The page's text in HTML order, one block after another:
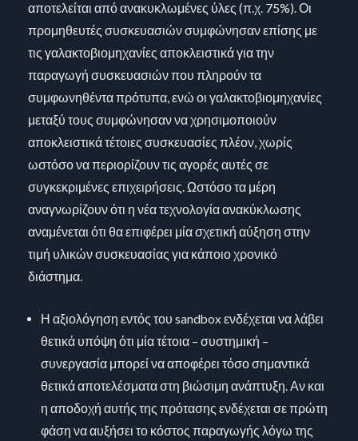
αποτελείται από ανακυκλωμένες ύλες (π.χ. 75%). Οι
προμηθευτές συσκευασιών συμφώνησαν επίσης με
τις γαλακτοβιομηχανίες αποκλειστικά για την
παραγωγή συσκευασιών που πληρούν τα
συμφωνηθέντα πρότυπα, ενώ οι γαλακτοβιομηχανίες
μεταξύ τους συμφώνησαν να χρησιμοποιούν
αποκλειστικά τέτοιες συσκευασίες πλέον, χωρίς
ωστόσο να περιορίζουν τις αγορές αυτές σε
συγκεκριμένες επιχειρήσεις. Ωστόσο τα μέρη
αναγνωρίζουν ότι η νέα τεχνολογία ανακύκλωσης
αναμένεται ότι θα επιφέρει μία σχετική αύξηση στην
τιμή υλικών συσκευασίας για κάποιο χρονικό
διάστημα.
Η αξιολόγηση εντός του sandbox ενδέχεται να λάβει
θετικά υπόψη ότι μία τέτοια – συστημική –
συνεργασία μπορεί να αποφέρει τόσο σημαντικά
θετικά αποτελέσματα στη βιώσιμη ανάπτυξη. Αν και
η αποδοχή αυτής της πρότασης ενδέχεται σε πρώτη
φάση να αυξήσει το κόστος παραγωγής λόγω της